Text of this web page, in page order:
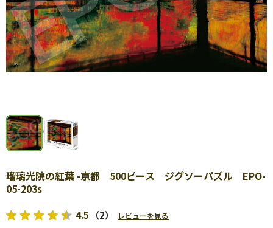
瑠璃光院の紅葉 -京都 500ピース ジグソーパズル EPO-
05-203s
4.5 （2） レビューを見る